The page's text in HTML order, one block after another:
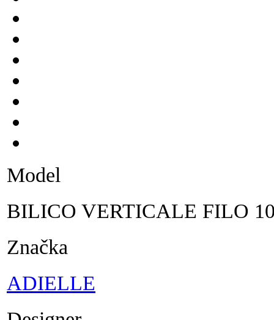
Model
BILICO VERTICALE FILO
Značka
ADIELLE